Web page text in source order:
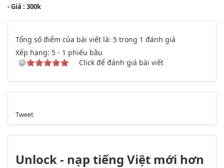
- Giá : 300k
Tổng số điểm của bài viết là: 5 trong 1 đánh giá
Xếp hạng: 5 - 1 phiếu bầu
Click để đánh giá bài viết
Tweet
Unlock - nạp tiếng Việt mới hơn